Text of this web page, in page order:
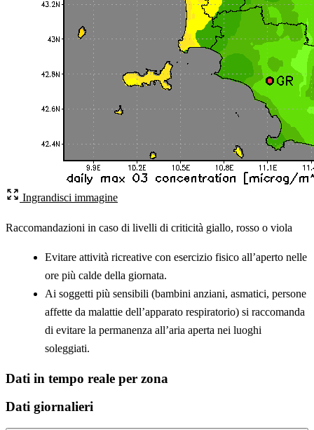
Ingrandisci immagine
Raccomandazioni in caso di livelli di criticità giallo, rosso o viola
Evitare attività ricreative con esercizio fisico all’aperto nelle
ore più calde della giornata.
Ai soggetti più sensibili (bambini anziani, asmatici, persone
affette da malattie dell’apparato respiratorio) si raccomanda
di evitare la permanenza all’aria aperta nei luoghi
soleggiati.
Dati in tempo reale per zona
Dati giornalieri